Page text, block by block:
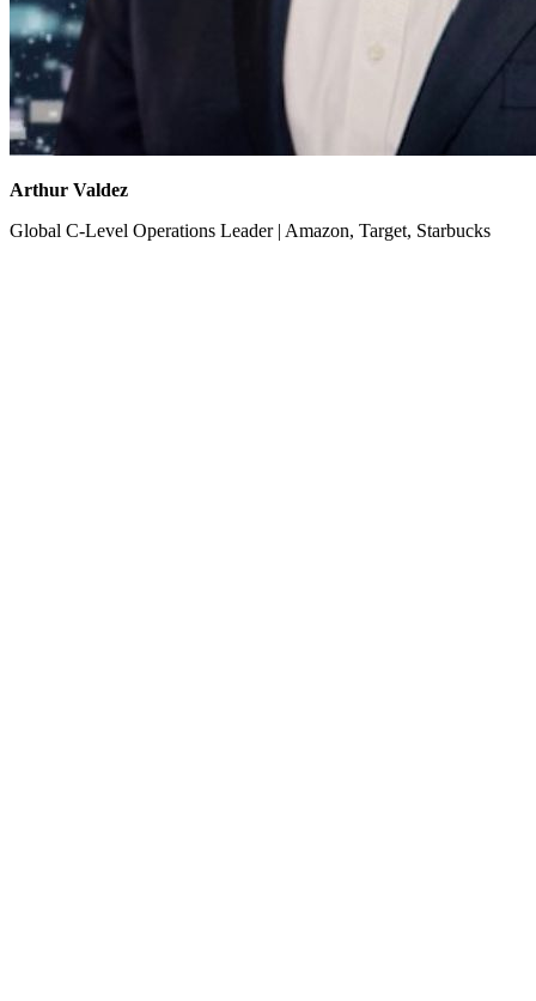
Arthur Valdez
Global C-Level Operations Leader | Amazon, Target, Starbucks